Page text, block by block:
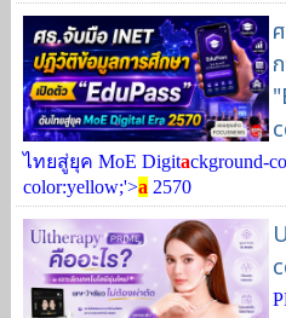
ไทยสู่ยุค MoE Digitackground-
color:yellow;'>a 2570